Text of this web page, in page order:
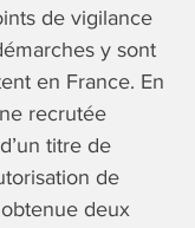
de vigilance
y sont
en France. En
recrutée
titre de
de
deux